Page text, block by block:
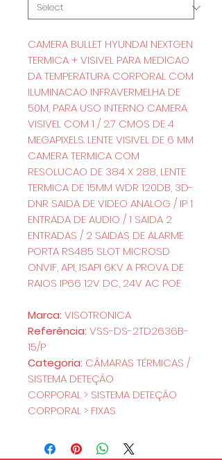
CAMERA BULLET HYUNDAI NEXTGEN
TERMICA + VISIVEL PARA MEDICAO
DA TEMPERATURA CORPORAL COM
ILUMINACAO INFRAVERMELHA DE
50M, PARA USO INTERNO CAMERA
VISIVEL COM 1 / 2.7 CMOS DE 4
MEGAPIXELS. LENTE VISIVEL DE 6 MM
CAMERA TERMICA COM
RESOLUCAO DE 384 X 288, LENTE
TERMICA DE 15MM WDR 120DB, 3D-
DNR SAIDA DE VIDEO ANALOG / IP 1
ENTRADA DE AUDIO / 1 SAIDA 2
ENTRADAS / 2 SAIDAS DE ALARME
PORTA RS485 SLOT MICROSD
ONVIF, API, ISAPI 6KV A PROVA DE
RAIOS IP66 12V DC, 24V AC POE
Marca: VISOTRONICA
Referência: VSS-DS-2TD2636B-
15/P
Categoria: CÂMARAS TÉRMICAS /
SISTEMA DETEÇÃO
CORPORAL > SISTEMA DETEÇÃO
CORPORAL > FIXAS